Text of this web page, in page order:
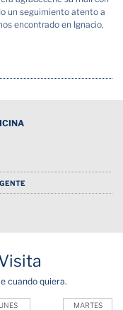
un seguimiento atento a
encontrado en Ignacio,
cuando quiera.
MARTES